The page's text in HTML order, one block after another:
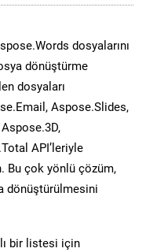
dosyalarını
dönüştürme
dosyaları
Aspose.Slides,
API’leriyle
Bu çok yönlü çözüm,
dönüştürülmesini
bir listesi için